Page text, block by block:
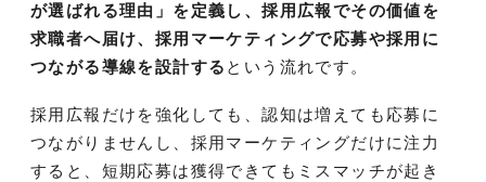
が選ばれる理由」を定義し、採用広報でその価値を
求職者へ届け、採用マーケティングで応募や採用に
つながる導線を設計する という流れです。
採用広報だけを強化しても、認知は増えても応募に
つながりませんし、採用マーケティングだけに注力
すると、短期応募は獲得できてもミスマッチが起き